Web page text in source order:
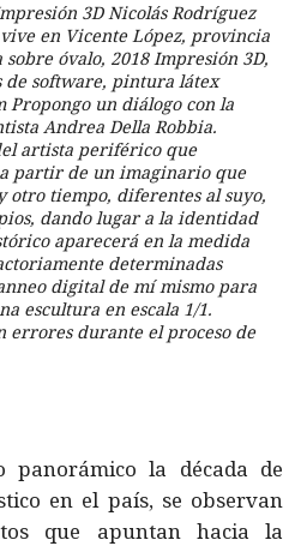
3D Nicolás Rodríguez
en Vicente López, provincia
óvalo, 2018 Impresión 3D,
software, pintura látex
Propongo un diálogo con la
Andrea Della Robbia.
artista periférico que
partir de un imaginario que
otro tiempo, diferentes al suyo,
dando lugar a la identidad
aparecerá en la medida
determinadas
digital de mí mismo para
escultura en escala 1/1.
errores durante el proceso de
panorámico la década de
en el país, se observan
que apuntan hacia la